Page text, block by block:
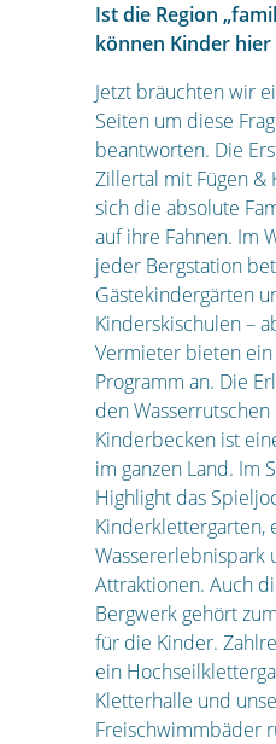
Ist die Region
können Kinder hier
Jetzt bräuchten wir
Seiten um diese
beantworten. Die
Zillertal mit Fügen &
sich die absolute
auf ihre Fahnen. Im
jeder Bergstation
Gästekindergärten
Kinderskischulen –
Vermieter bieten
Programm an. Die
den
Kinderbecken ist
im ganzen Land. Im
Highlight das
Kinderklettergarten,
Wassererlebnispark
Attraktionen. Auch
Bergwerk gehört
für die Kinder.
ein
Kletterhalle und
Freischwimmbäder